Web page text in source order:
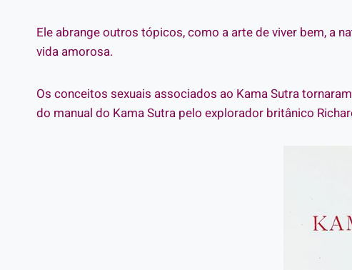
Ele abrange outros tópicos, como a arte de viver bem, a
vida amorosa.
Os conceitos sexuais associados ao Kama Sutra
do manual do Kama Sutra pelo explorador britânico